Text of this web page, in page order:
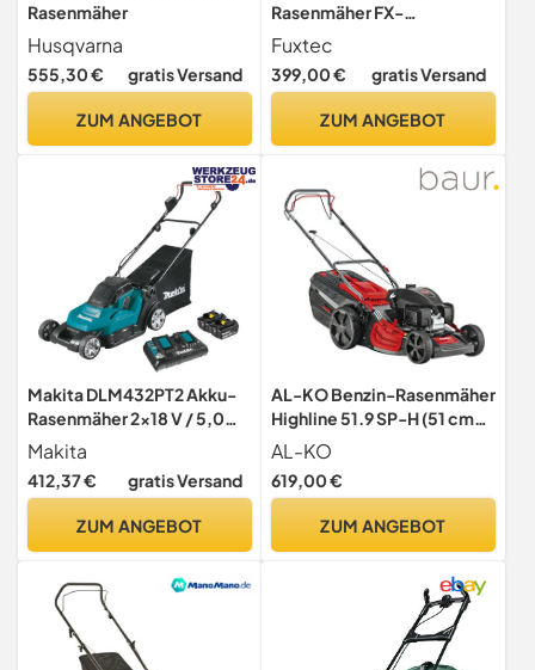
Rasenmäher
Husqvarna
555,30 € gratis Versand
ZUM ANGEBOT
Rasenmäher FX-
RM5196eSPRO mit E-Start
und regulierbarem
Selbstantrieb,
Frontstoßstange, 51 cm
kugelgelagerte Big Wheel
Räder, 60L Grasfangkorb
Fuxtec
399,00 € gratis Versand
ZUM ANGEBOT
Makita DLM432PT2 Akku-
Rasenmäher 2x18 V / 5,0
Ah, 2 Akkus +
Doppelladegerät
Makita
412,37 € gratis Versand
ZUM ANGEBOT
AL-KO Benzin-Rasenmäher
Highline 51.9 SP-H (51 cm
Schnittbreite, 3.2 kW
Leistung, mit Radantrieb,
zentrale
Mulchfunktion,
Rasenflächen bis 1800 m²)
AL-KO
619,00 €
ZUM ANGEBOT